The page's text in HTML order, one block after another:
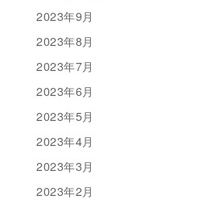
2023年9月
2023年8月
2023年7月
2023年6月
2023年5月
2023年4月
2023年3月
2023年2月